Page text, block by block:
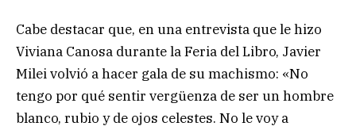
Cabe destacar que, en una entrevista que le hizo
Viviana Canosa durante la Feria del Libro, Javier
Milei volvió a hacer gala de su machismo: «No
tengo por qué sentir vergüenza de ser un hombre
blanco, rubio y de ojos celestes. No le voy a